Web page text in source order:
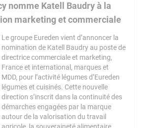
nomme Katell Baudry à la
marketing et commerciale
Le groupe Eureden vient d’annoncer la
nomination de Katell Baudry au poste de
directrice commerciale et marketing,
France et international, marques et
MDD, pour l’activité légumes d’Eureden
légumes et cuisinés. Cette nouvelle
direction s’inscrit dans la continuité des
démarches engagées par la marque
autour de la valorisation du travail